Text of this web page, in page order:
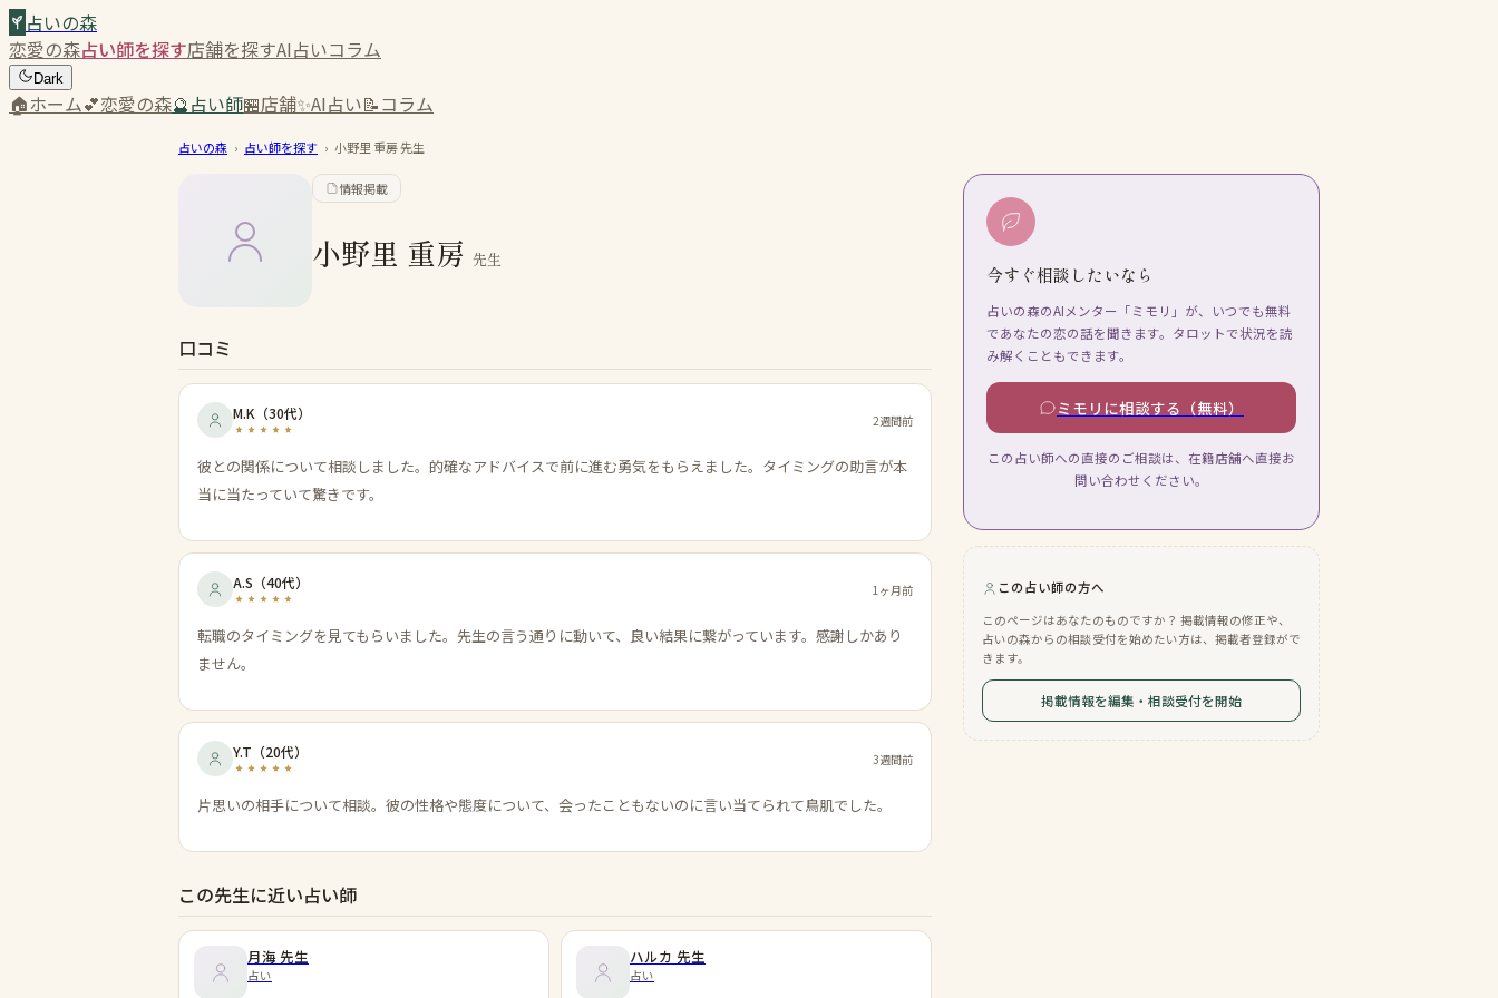
占いの森
恋愛の森占い師を探す店舗を探すAI占いコラム
Dark
🏠ホーム💕恋愛の森🔮占い師🏪店舗✨AI占い📝コラム
占いの森 › 占い師を探す › 小野里 重房先生
情報掲載
小野里 重房 先生
口コミ
M.K （30代） 2週間前
彼との関係について相談しました。的確なアドバイスで前に進む勇気をもらえました。タイミングの助言が本
当に当たっていて驚きです。
A.S （40代） 1ヶ月前
転職のタイミングを見てもらいました。先生の言う通りに動いて、良い結果に繋がっています。感謝しかあり
ません。
Y.T （20代） 3週間前
片思いの相手について相談。彼の性格や態度について、会ったこともないのに言い当てられて鳥肌でした。
この先生に近い占い師
月海 先生
占い
ハルカ 先生
占い
今すぐ相談したいなら
占いの森のAIメンター「ミモリ」が、いつでも無料
であなたの恋の話を聞きます。タロットで状況を読
み解くこともできます。
ミモリに相談する（無料）
この占い師への直接のご相談は、在籍店舗へ直接お
問い合わせください。
この占い師の方へ
このページはあなたのものですか？ 掲載情報の修正や、
占いの森からの相談受付を始めたい方は、掲載者登録がで
きます。
掲載情報を編集・相談受付を開始